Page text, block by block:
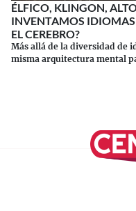
ÉLFICO, KLINGON,
INVENTAMOS IDIOMAS
EL CEREBRO?
Más allá de la diversidad de
misma arquitectura mental